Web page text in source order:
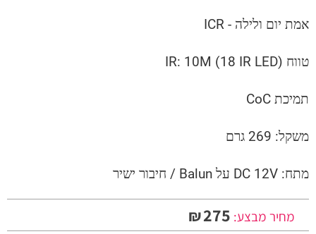
אמת יום ולילה - ICR
טווח IR: 10M (18 IR LED)
תמיכת CoC
משקל: 269 גרם
מתח: DC 12V על Balun / חיבור ישיר
מחיר מבצע: ₪275